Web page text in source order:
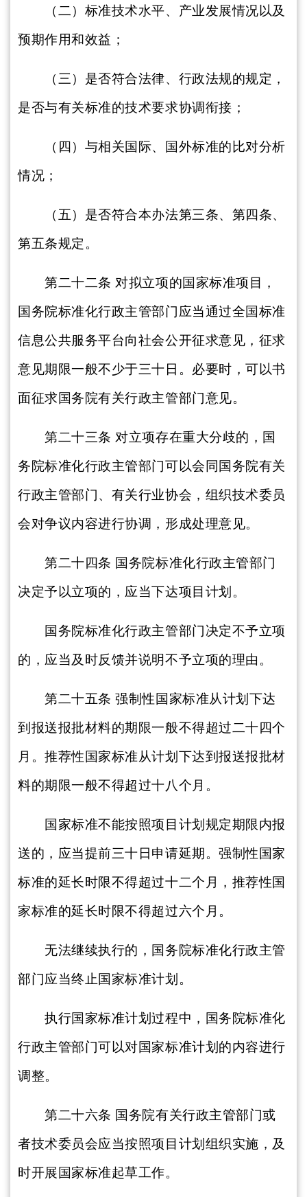
（二）标准技术水平、产业发展情况以及
预期作用和效益；
（三）是否符合法律、行政法规的规定，
是否与有关标准的技术要求协调衔接；
（四）与相关国际、国外标准的比对分析
情况；
（五）是否符合本办法第三条、第四条、
第五条规定。
第二十二条 对拟立项的国家标准项目，
国务院标准化行政主管部门应当通过全国标准
信息公共服务平台向社会公开征求意见，征求
意见期限一般不少于三十日。必要时，可以书
面征求国务院有关行政主管部门意见。
第二十三条 对立项存在重大分歧的，国
务院标准化行政主管部门可以会同国务院有关
行政主管部门、有关行业协会，组织技术委员
会对争议内容进行协调，形成处理意见。
第二十四条 国务院标准化行政主管部门
决定予以立项的，应当下达项目计划。
国务院标准化行政主管部门决定不予立项
的，应当及时反馈并说明不予立项的理由。
第二十五条强制性国家标准从计划下达
到报送报批材料的期限一般不得超过二十四个
月。推荐性国家标准从计划下达到报送报批材
料的期限一般不得超过十八个月。
国家标准不能按照项目计划规定期限内报
送的，应当提前三十日申请延期。强制性国家
标准的延长时限不得超过十二个月，推荐性国
家标准的延长时限不得超过六个月。
无法继续执行的，国务院标准化行政主管
部门应当终止国家标准计划。
执行国家标准计划过程中，国务院标准化
行政主管部门可以对国家标准计划的内容进行
调整。
第二十六条 国务院有关行政主管部门或
者技术委员会应当按照项目计划组织实施，及
时开展国家标准起草工作。